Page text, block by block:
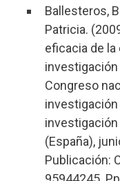
Ballesteros,
Patricia.
eficacia de
investigación
Congreso
investigación
(España),
Publicación: